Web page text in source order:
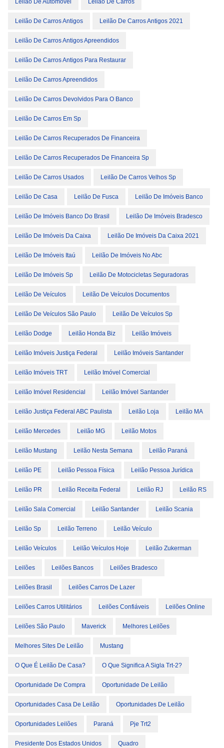
Leilão De Automóvel Leilão De Carros
Leilão De Carros Antigos Leilão De Carros Antigos 2021
Leilão De Carros Antigos Apreendidos
Leilão De Carros Antigos Para Restaurar
Leilão De Carros Apreendidos
Leilão De Carros Devolvidos Para O Banco
Leilão De Carros Em Sp
Leilão De Carros Recuperados De Financeira
Leilão De Carros Recuperados De Financeira Sp
Leilão De Carros Usados Leilão De Carros Velhos Sp
Leilão De Casa Leilão De Fusca Leilão De Imóveis Banco
Leilão De Imóveis Banco Do Brasil Leilão De Imóveis Bradesco
Leilão De Imóveis Da Caixa Leilão De Imóveis Da Caixa 2021
Leilão De Imóveis Itaú Leilão De Imóveis No Abc
Leilão De Imóveis Sp Leilão De Motocicletas Seguradoras
Leilão De Veículos Leilão De Veículos Documentos
Leilão De Veículos São Paulo Leilão De Veículos Sp
Leilão Dodge Leilão Honda Biz Leilão Imóveis
Leilão Imóveis Justiça Federal Leilão Imóveis Santander
Leilão Imóveis TRT Leilão Imóvel Comercial
Leilão Imóvel Residencial Leilão Imóvel Santander
Leilão Justiça Federal ABC Paulista Leilão Loja Leilão MA
Leilão Mercedes Leilão MG Leilão Motos
Leilão Mustang Leilão Nesta Semana Leilão Paraná
Leilão PE Leilão Pessoa Física Leilão Pessoa Jurídica
Leilão PR Leilão Receita Federal Leilão RJ Leilão RS
Leilão Sala Comercial Leilão Santander Leilão Scania
Leilão Sp Leilão Terreno Leilão Veículo
Leilão Veículos Leilão Veículos Hoje Leilão Zukerman
Leilões Leilões Bancos Leilões Bradesco
Leilões Brasil Leilões Carros De Lazer
Leilões Carros Utilitários Leilões Confiáveis Leilões Online
Leilões São Paulo Maverick Melhores Leilões
Melhores Sites De Leilão Mustang
O Que É Leilão De Casa? O Que Significa A Sigla Trt-2?
Oportunidade De Compra Oportunidade De Leilão
Oportunidades Casa De Leilão Oportunidades De Leilão
Oportunidades Leilões Paraná Pje Trt2
Presidente Dos Estados Unidos Quadro